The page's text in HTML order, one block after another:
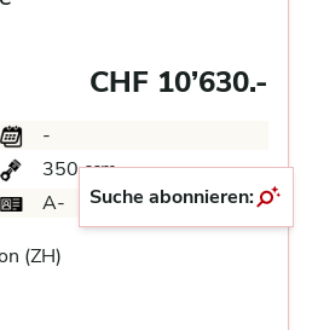
CHF 10’630.-
-
350 ccm
A-
(ZH)
Suche abonnieren: